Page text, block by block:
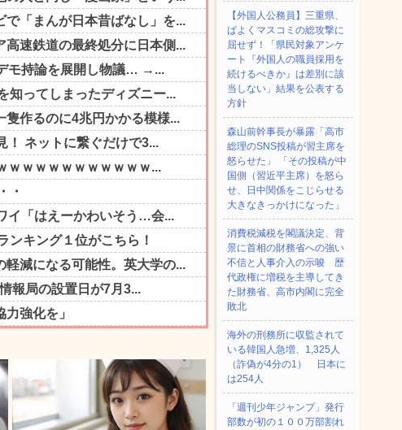
【外国人公務員】三重県、
ぱよくマスコミの総攻撃に
屈せず！「県民対象アンケ
ート『外国人の職員採用を
続けるべきか』は差別に該
当しない」結果を公表する
方針
森山前幹事長が暴露「高市
総理のSNS投稿が習主席を
怒らせた」 「その投稿が中
国側（習近平主席）を怒ら
せ、日中関係をこじらせる
大きなきっかけになった」
消費税減税を閣議決定、背
景に首相の財務省への強い
不信と人事介入の示唆 歴
代政権に増税を主導してき
た財務省、高市内閣に完全
敗北
海外の刑務所に収監されて
いる韓国人急増、1,325人
（詐偽が4分の1） 日本に
は254人
「週刊少年ジャンプ」発行
部数が初の１００万部割れ